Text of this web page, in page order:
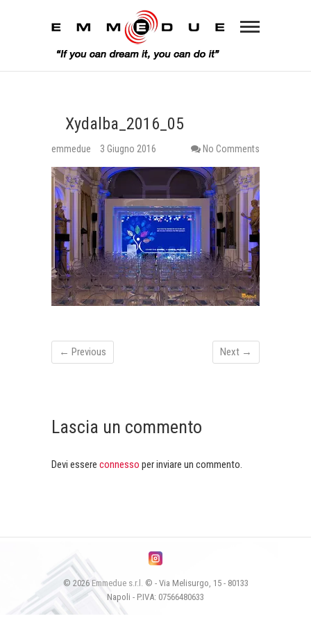
Xydalba_2016_05
emmedue 3 Giugno 2016 No Comments
← Previous Next →
Lascia un commento
Devi essere connesso per inviare un commento.
© 2026 Emmedue s.r.l.
© - Via Melisurgo, 15 - 80133
Napoli - P.IVA: 07566480633